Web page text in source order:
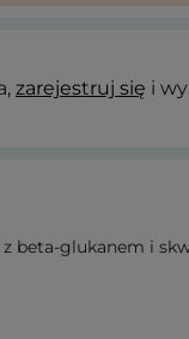
zarejestruj się i
beta-glukanem i